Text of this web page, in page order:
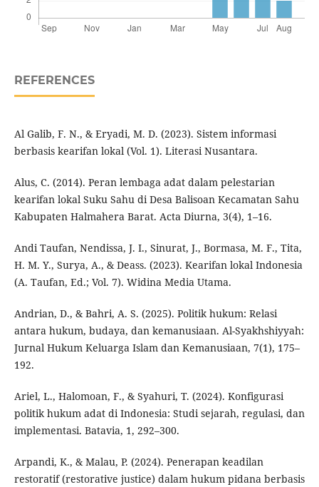
REFERENCES
Al Galib, F. N., & Eryadi, M. D. (2023). Sistem informasi
berbasis kearifan lokal (Vol. 1). Literasi Nusantara.
Alus, C. (2014). Peran lembaga adat dalam pelestarian
kearifan lokal Suku Sahu di Desa Balisoan Kecamatan Sahu
Kabupaten Halmahera Barat. Acta Diurna, 3(4), 1–16.
Andi Taufan, Nendissa, J. I., Sinurat, J., Bormasa, M. F., Tita,
H. M. Y., Surya, A., & Deass. (2023). Kearifan lokal Indonesia
(A. Taufan, Ed.; Vol. 7). Widina Media Utama.
Andrian, D., & Bahri, A. S. (2025). Politik hukum: Relasi
antara hukum, budaya, dan kemanusiaan. Al-Syakhshiyyah:
Jurnal Hukum Keluarga Islam dan Kemanusiaan, 7(1), 175–
192.
Ariel, L., Halomoan, F., & Syahuri, T. (2024). Konfigurasi
politik hukum adat di Indonesia: Studi sejarah, regulasi, dan
implementasi. Batavia, 1, 292–300.
Arpandi, K., & Malau, P. (2024). Penerapan keadilan
restoratif (restorative justice) dalam hukum pidana berbasis